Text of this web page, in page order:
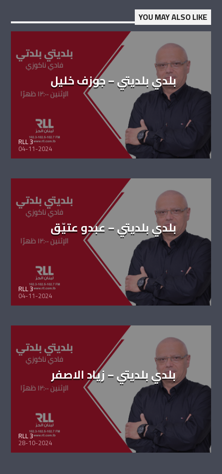
YOU MAY ALSO LIKE
بلدي بلديتي – جوزف خليل
RLL 3
04-11-2024
بلدي بلديتي – عبدو عتيّق
RLL 3
04-11-2024
بلدي بلديتي – زياد الاصفر
RLL 3
28-10-2024